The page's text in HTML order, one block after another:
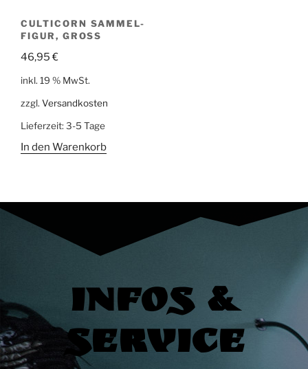
CULTICORN SAMMEL-
FIGUR, GROSS
46,95€
inkl. 19 % MwSt.
zzgl. Versandkosten
Lieferzeit: 3-5 Tage
In den Warenkorb
Infos &
Service